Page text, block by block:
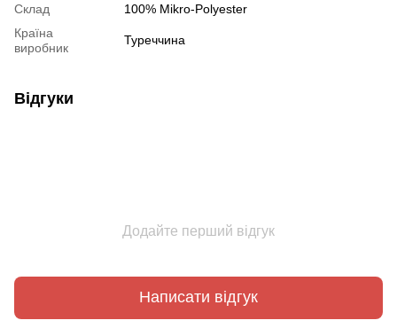
Склад
100% Mikro-Polyester
Країна
виробник
Туреччина
Відгуки
Додайте перший відгук
Написати відгук